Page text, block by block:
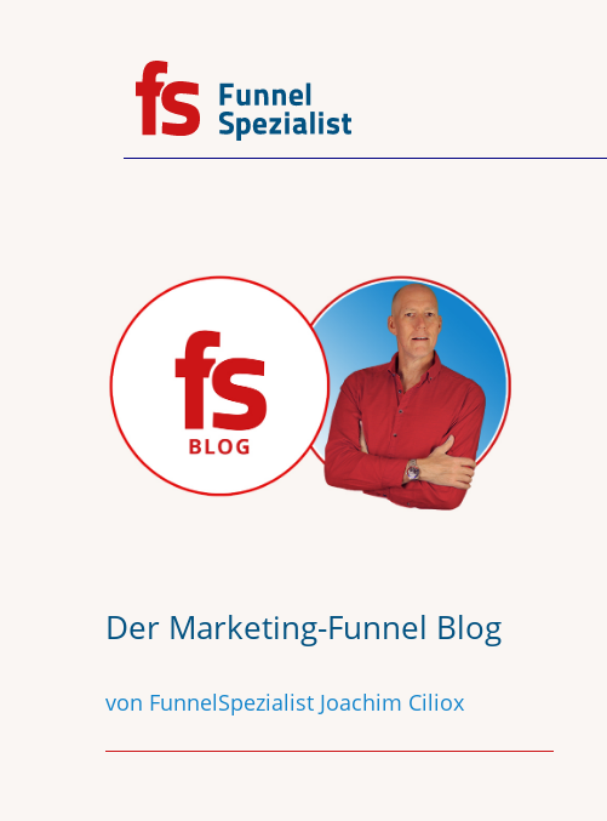
Der Marketing-Funnel Blog
von FunnelSpezialist Joachim Ciliox